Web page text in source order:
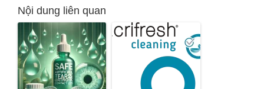
Nội dung liên quan